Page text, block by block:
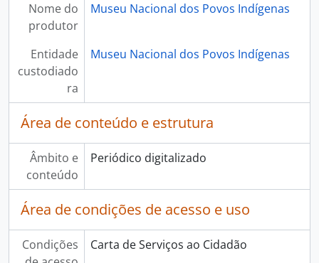
Nome do
produtor
Museu Nacional dos Povos Indígenas
Entidade
custodiado
ra
Museu Nacional dos Povos Indígenas
Área de conteúdo e estrutura
Âmbito e
conteúdo
Periódico digitalizado
Área de condições de acesso e uso
Condições
Carta de Serviços ao Cidadão